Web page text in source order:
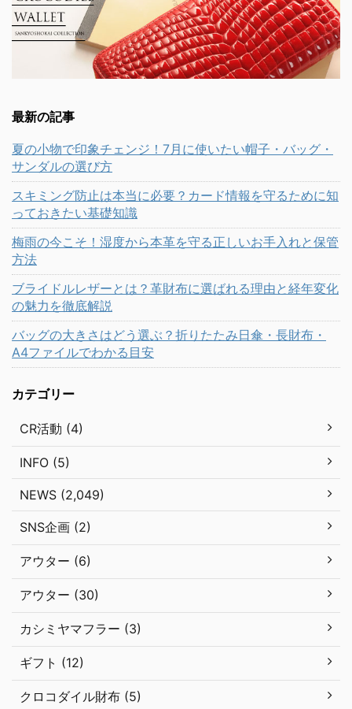
最新の記事
夏の小物で印象チェンジ！7月に使いたい帽子・バッグ・
サンダルの選び方
スキミング防止は本当に必要？カード情報を守るために知
っておきたい基礎知識
梅雨の今こそ！湿度から本革を守る正しいお手入れと保管
方法
ブライドルレザーとは？革財布に選ばれる理由と経年変化
の魅力を徹底解説
バッグの大きさはどう選ぶ？折りたたみ日傘・長財布・
A4ファイルでわかる目安
カテゴリー
CR活動 (4)
INFO (5)
NEWS (2,049)
SNS企画 (2)
アウター (6)
アウター (30)
カシミヤマフラー (3)
ギフト (12)
クロコダイル財布 (5)